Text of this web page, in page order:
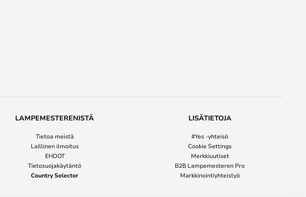
LAMPEMESTERENISTÄ
Tietoa meistä
Laillinen ilmoitus
EHDOT
Tietosuojakäytäntö
Country Selector
LISÄTIETOJA
#Yes -yhteisö
Cookie Settings
Merkkiuutiset
B2B Lampemesteren Pro
Markkinointiyhteistyö